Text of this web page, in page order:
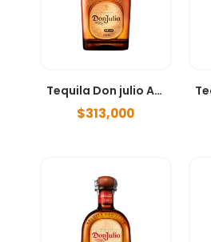
Tequila Don julio Añejo 700ml
$313,000